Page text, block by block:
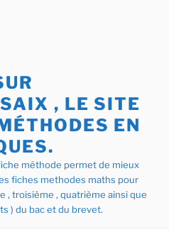
, LE SITE
EN
méthode permet de mieux
fiches methodes maths pour
, troisième , quatrième ainsi que
) du bac et du brevet.